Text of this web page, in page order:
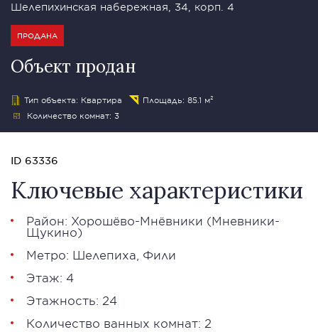
Шелепихинская набережная, 34, корп. 4
ПРОДАНА
Объект продан
Тип объекта: Квартира
Площадь: 85.1 м²
Количество комнат: 3
ID 63336
Ключевые характеристики
Район: Хорошёво-Мнёвники (Мневники-
Щукино)
Метро: Шелепиха Фили
Этаж: 4
Этажность: 24
Количество ванных комнат: 2